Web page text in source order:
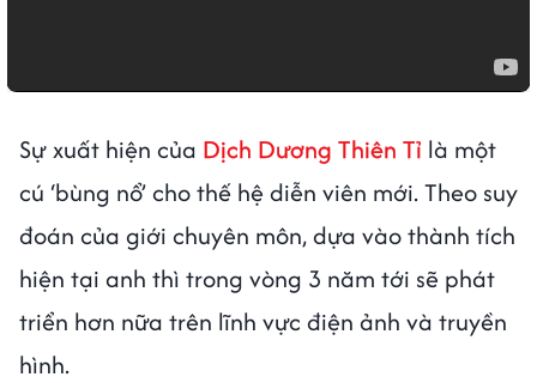
Sự xuất hiện của Dịch Dương Thiên Tỉ là một
cú ‘bùng nổ’ cho thế hệ diễn viên mới. Theo suy
đoán của giới chuyên môn, dựa vào thành tích
hiện tại anh thì trong vòng 3 năm tới sẽ phát
triển hơn nữa trên lĩnh vực điện ảnh và truyền
hình.